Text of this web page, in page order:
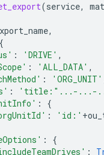
(service,
,
{
: 'DRIVE' ,
: 'ALL_DATA' ,
: 'ORG_UNIT'
: 'title:"...-...-
:
{
: 'id:' +
:
{
: